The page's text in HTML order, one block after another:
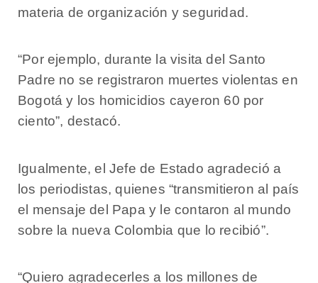
materia de organización y seguridad.
“Por ejemplo, durante la visita del Santo
Padre no se registraron muertes violentas en
Bogotá y los homicidios cayeron 60 por
ciento”, destacó.
Igualmente, el Jefe de Estado agradeció a
los periodistas, quienes “transmitieron al país
el mensaje del Papa y le contaron al mundo
sobre la nueva Colombia que lo recibió”.
“Quiero agradecerles a los millones de